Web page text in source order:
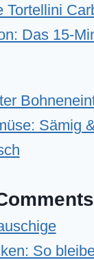
Tortellini
Das 15-
Sämig
So